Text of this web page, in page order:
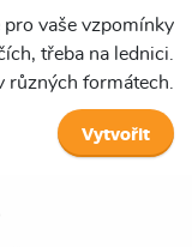
pro vaše vzpomínky
třeba na lednici.
různých formátech.
Vytvořit